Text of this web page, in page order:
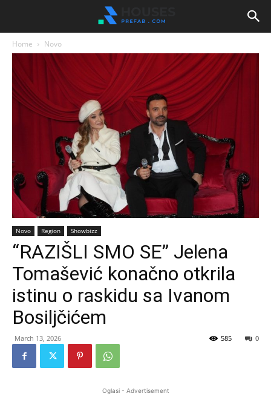
Home Novo
Novo Region Showbizz
“RAZIŠLI SMO SE” Jelena
Tomašević konačno otkrila
istinu o raskidu sa Ivanom
Bosiljčićem
March 13, 2026 0
585
Oglasi - Advertisement